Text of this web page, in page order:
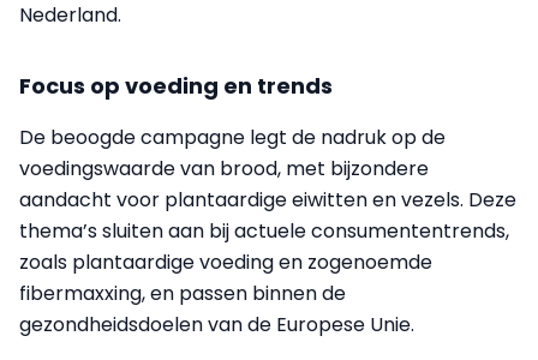
Nederland.
Focus op voeding en trends
De beoogde campagne legt de nadruk op de
voedingswaarde van brood, met bijzondere
aandacht voor plantaardige eiwitten en vezels. Deze
thema’s sluiten aan bij actuele consumententrends,
zoals plantaardige voeding en zogenoemde
fibermaxxing, en passen binnen de
gezondheidsdoelen van de Europese Unie.